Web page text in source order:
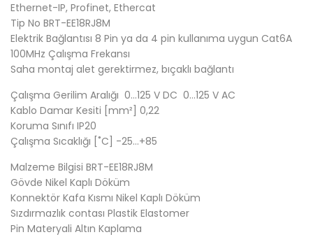
Ethernet-IP, Profinet, Ethercat
Tip No BRT-EE18RJ8M
Elektrik Bağlantısı 8 Pin ya da 4 pin kullanıma uygun Cat6A
100MHz Çalışma Frekansı
Saha montaj alet gerektirmez, bıçaklı bağlantı
Çalışma Gerilim Aralığı 0…125 V DC 0…125 V AC
Kablo Damar Kesiti [mm²] 0,22
Koruma Sınıfı IP20
Çalışma Sıcaklığı [˚C] -25…+85
Malzeme Bilgisi BRT-EE18RJ8M
Gövde Nikel Kaplı Döküm
Konnektör Kafa Kısmı Nikel Kaplı Döküm
Sızdırmazlık contası Plastik Elastomer
Pin Materyali Altın Kaplama